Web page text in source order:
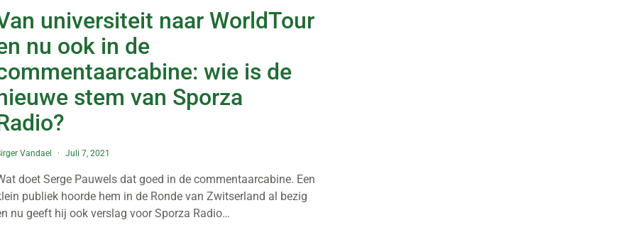
universiteit naar WorldTour
nu ook in de
wie is de
stem van Sporza
Vandael Juli 7, 2021
doet Serge Pauwels dat goed in de commentaarcabine. Een
publiek hoorde hem in de Ronde van Zwitserland al bezig
nu geeft hij ook verslag voor Sporza Radio…